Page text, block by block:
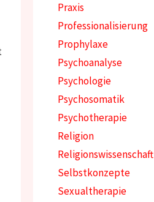
Praxis
Professionalisierung
Prophylaxe
Psychoanalyse
Psychologie
Psychosomatik
Psychotherapie
Religion
Religionswissenschaft
Selbstkonzepte
Sexualtherapie